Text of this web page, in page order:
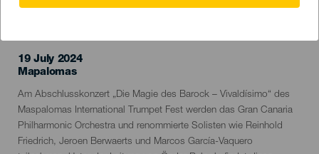
19 July 2024
Localidad
Mapalomas
Descripción
del
evento
Am Abschlusskonzert „Die Magie des Barock – Vivaldísimo“ des
Maspalomas International Trumpet Fest werden das Gran Canaria
Philharmonic Orchestra und renommierte Solisten wie Reinhold
Friedrich, Jeroen Berwaerts und Marcos García-Vaquero